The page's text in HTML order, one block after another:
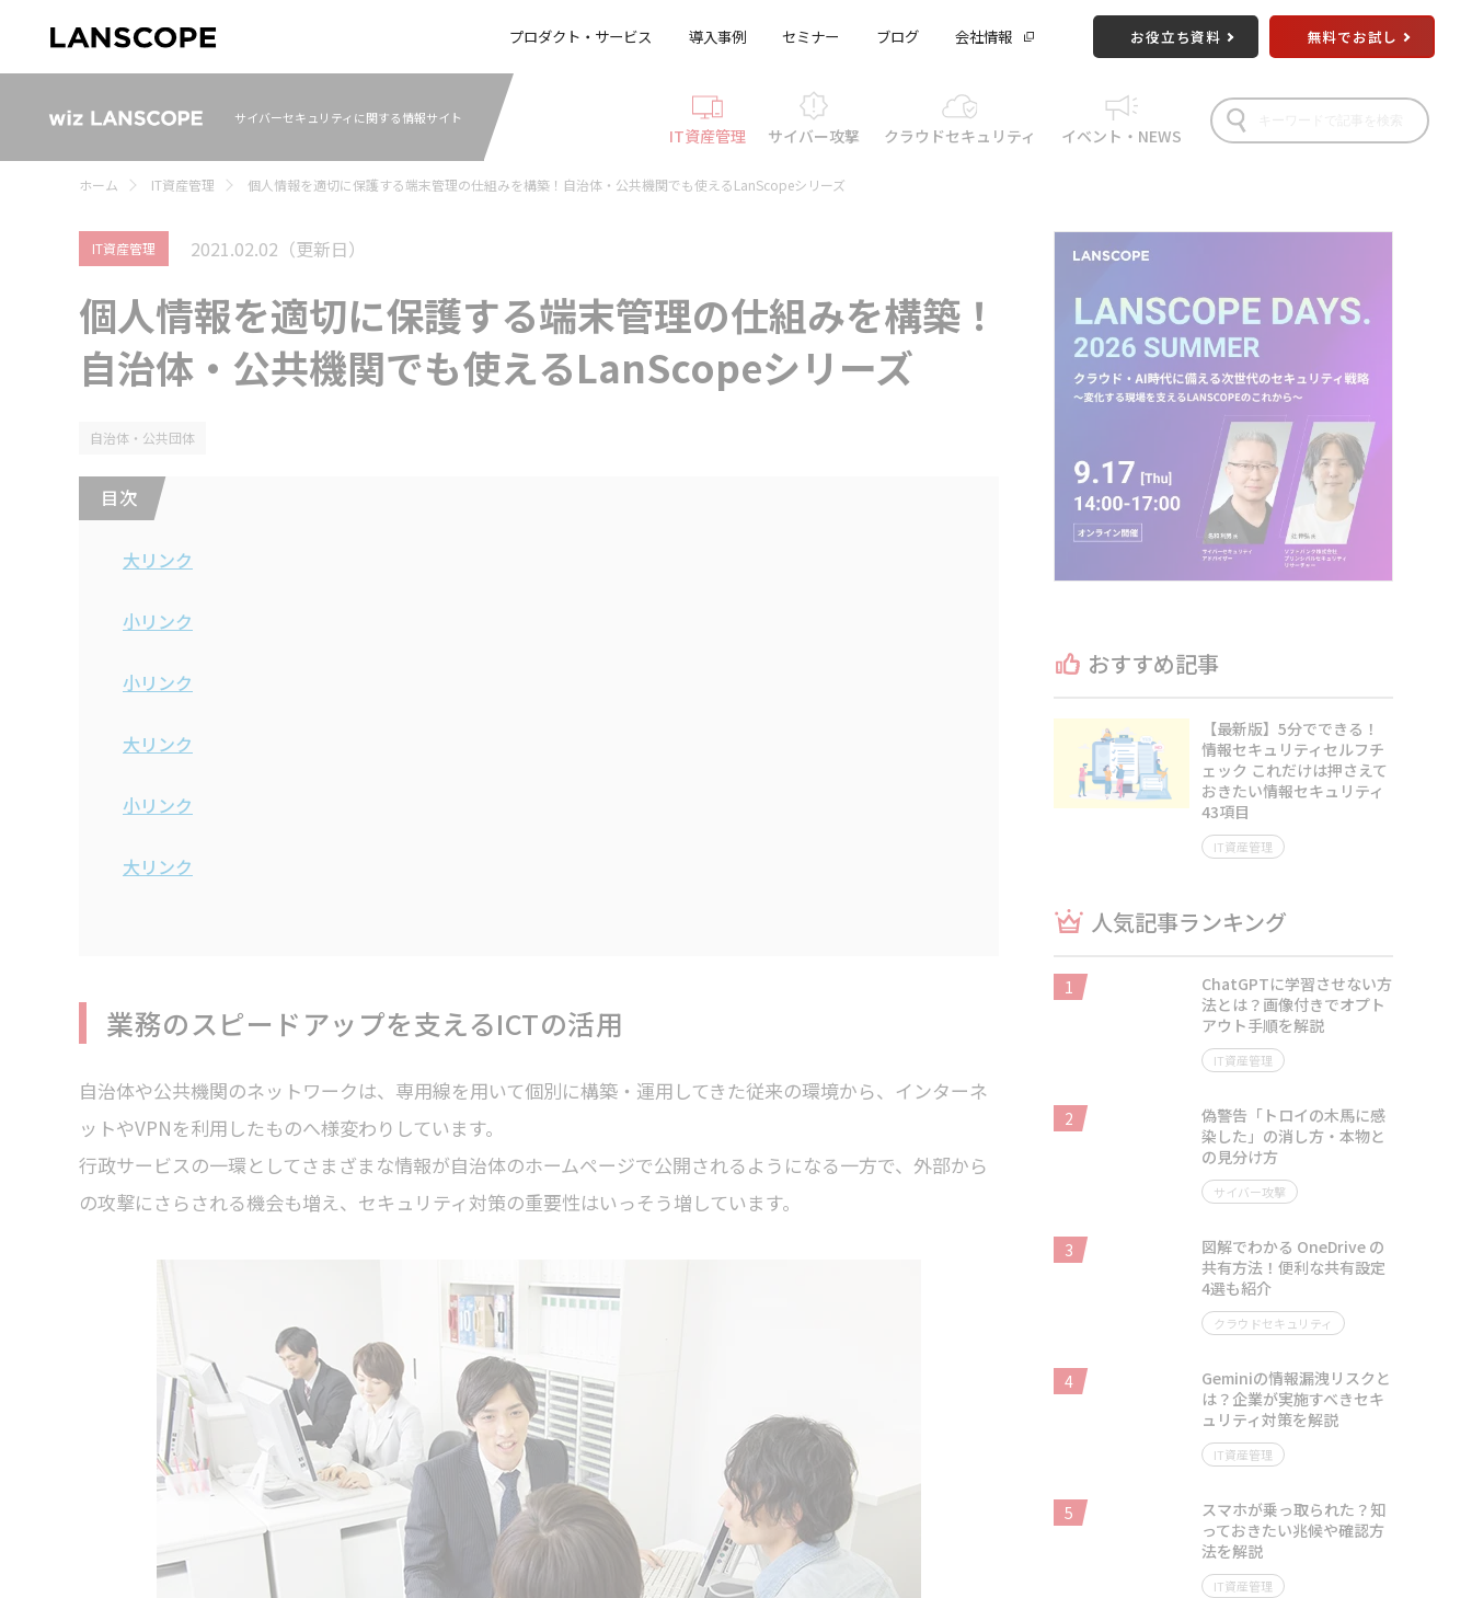
プロダクト・サービス 導入事例 セミナー ブログ 会社情報 お役立ち資料 無料でお試し
サイバーセキュリティに関する情報サイト
IT資産管理 サイバー攻撃 クラウドセキュリティ イベント・NEWS
ホーム IT資産管理 個人情報を適切に保護する端末管理の仕組みを構築！自治体・公共機関でも使えるLanScopeシリーズ
IT資産管理 2021.02.02 （更新日）
個人情報を適切に保護する端末管理の仕組みを構築！
自治体・公共機関でも使えるLanScopeシリーズ
自治体・公共団体
目 次
大リンク
小リンク
小リンク
大リンク
小リンク
大リンク
業務のスピードアップを支えるICTの活用
自治体や公共機関のネットワークは、専用線を用いて個別に構築・運用してきた従来の環境から、インターネ
ットやVPNを利用したものへ様変わりしています。
行政サービスの一環としてさまざまな情報が自治体のホームページで公開されるようになる一方で、外部から
の攻撃にさらされる機会も増え、セキュリティ対策の重要性はいっそう増しています。
おすすめ記事
【最新版】5分でできる！
情報セキュリティセルフチ
ェック これだけは押さえて
おきたい情報セキュリティ
43項目
IT資産管理
人気記事ランキング
1
ChatGPTに学習させない方
法とは？画像付きでオプト
アウト手順を解説
IT資産管理
2
偽警告「トロイの木馬に感
染した」の消し方・本物と
の見分け方
サイバー攻撃
3
図解でわかる OneDrive の
共有方法！便利な共有設定
4選も紹介
クラウドセキュリティ
4
Geminiの情報漏洩リスクと
は？企業が実施すべきセキ
ュリティ対策を解説
IT資産管理
5
スマホが乗っ取られた？知
っておきたい兆候や確認方
法を解説
IT資産管理